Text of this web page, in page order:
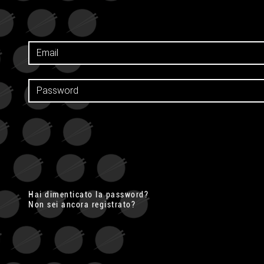
Hai dimenticato la password?
Non sei ancora registrato?